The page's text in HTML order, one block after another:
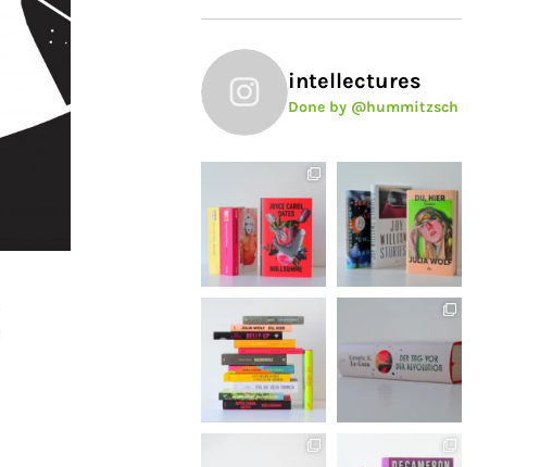
intellectures
Done by @hummitzsch